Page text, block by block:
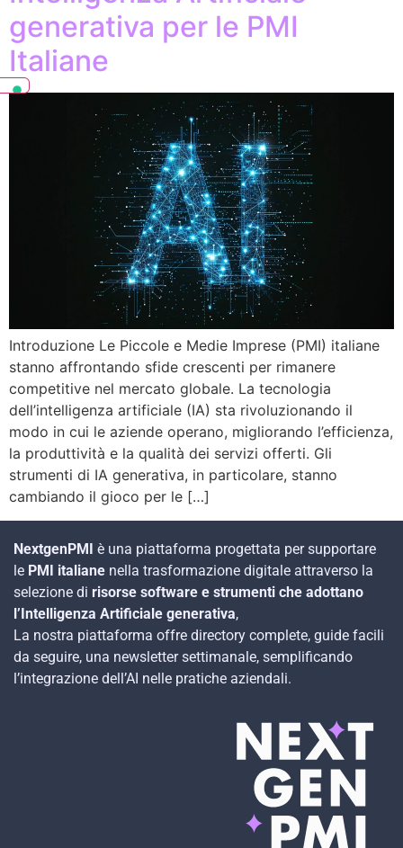
generativa per le PMI
Italiane
Introduzione Le Piccole e Medie Imprese (PMI) italiane
stanno affrontando sfide crescenti per rimanere
competitive nel mercato globale. La tecnologia
dell’intelligenza artificiale (IA) sta rivoluzionando il
modo in cui le aziende operano, migliorando l’efficienza,
la produttività e la qualità dei servizi offerti. Gli
strumenti di IA generativa, in particolare, stanno
cambiando il gioco per le […]
NextgenPMI è una piattaforma progettata per supportare
le PMI italiane nella trasformazione digitale attraverso la
selezione di risorse software e strumenti che adottano
l’Intelligenza Artificiale generativa,
La nostra piattaforma offre directory complete, guide facili
da seguire, una newsletter settimanale, semplificando
l’integrazione dell’AI nelle pratiche aziendali.